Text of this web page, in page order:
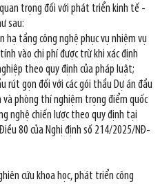
trọng đối với phát triển kinh tế -
sau:
tầng công nghệ phục vụ nhiệm vụ
vào chi phí được trừ khi xác định
theo quy định của pháp luật;
rút gọn đối với các gói thầu Dự án đầu
phòng thí nghiệm trọng điểm quốc
nghệ chiến lược theo quy định tại
80 của Nghị định số 214/2025/NĐ-
cứu khoa học, phát triển công